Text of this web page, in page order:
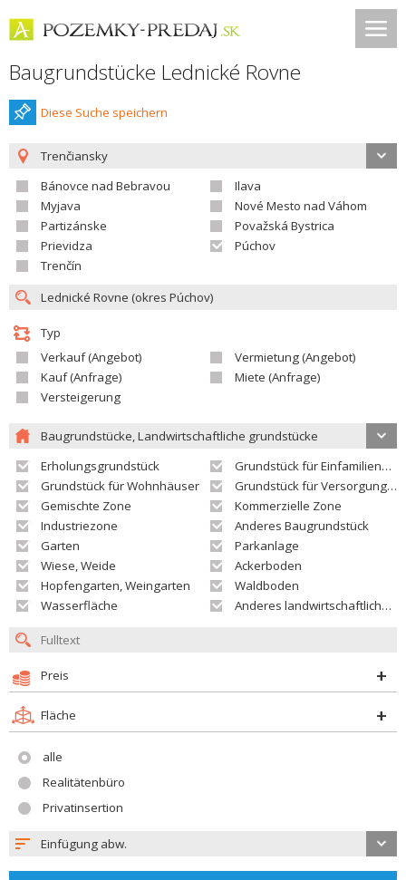
Baugrundstücke Lednické Rovne
Diese Suche speichern
Trenčiansky
Bánovce nad Bebravou
Ilava
Myjava
Nové Mesto nad Váhom
Partizánske
Považská Bystrica
Prievidza
Púchov
Trenčín
Typ
Verkauf (Angebot)
Vermietung (Angebot)
Kauf (Anfrage)
Miete (Anfrage)
Versteigerung
Baugrundstücke, Landwirtschaftliche grundstücke
Erholungsgrundstück
Grundstück für Einfamilienhäuser
Grundstück für Wohnhäuser
Grundstück für Versorgungseinrichtungen
Gemischte Zone
Kommerzielle Zone
Industriezone
Anderes Baugrundstück
Garten
Parkanlage
Wiese, Weide
Ackerboden
Hopfengarten, Weingarten
Waldboden
Wasserfläche
Anderes landwirtschaftliches Grundstück
Preis
Fläche
alle
Realitätenbüro
Privatinsertion
Einfügung abw.